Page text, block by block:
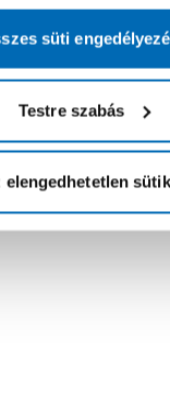
süti
Testre szabás
elengedhetetlen